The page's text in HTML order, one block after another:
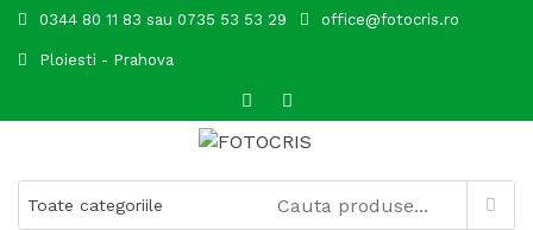
Skip
content
0344 80 11 83 sau 0735 53 53 29 office@fotocris.ro
Ploiesti - Prahova
FOTOCRIS